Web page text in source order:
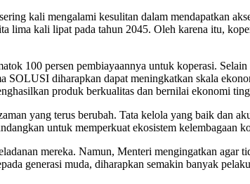
kali mengalami kesulitan dalam mendapatkan
lima kali lipat pada tahun 2045. Oleh karena itu,
100 persen pembiayaannya untuk koperasi.
SOLUSI diharapkan dapat meningkatkan skala
produk berkualitas dan bernilai ekonomi
yang terus berubah. Tata kelola yang baik dan
untuk memperkuat ekosistem kelembagaan
mereka. Namun, Menteri mengingatkan agar
generasi muda, diharapkan semakin banyak